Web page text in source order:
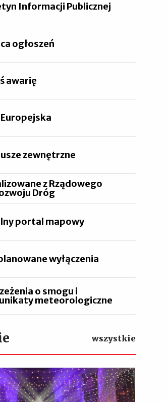
Informacji Publicznej
ogłoszeń
awarię
zewnętrzne
z Rządowego
Dróg
portal mapowy
wyłączenia
o smogu i
meteorologiczne
wszystkie